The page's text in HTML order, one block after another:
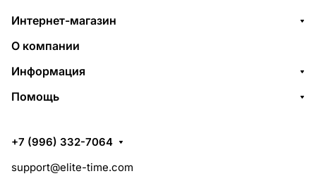
Интернет-магазин
О компании
Информация
Помощь
+7 (996) 332-7064
support@elite-time.com